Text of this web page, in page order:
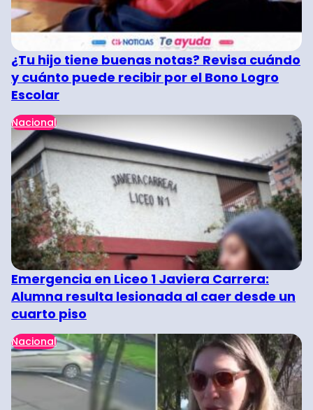
¿Tu hijo tiene buenas notas? Revisa cuándo
y cuánto puede recibir por el Bono Logro
Escolar
Nacional
Emergencia en Liceo 1 Javiera Carrera:
Alumna resulta lesionada al caer desde un
cuarto piso
Nacional